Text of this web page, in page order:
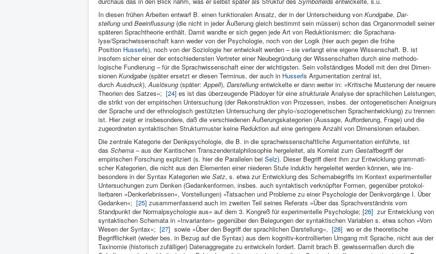
In diesen frühen Arbeiten entwarf B. einen funktionalen Ansatz, der in der Unter­scheidung von Kundgabe, Dar­
stellung und Beeinflus­sung (die nicht in jeder Äußerung gleich be­stimmt sein müssen) schon das Organon­modell seiner
späteren Sprach­theorie ent­hält. Damit wandte er sich ge­gen jede Art von Reduktionis­men: die Sprachana­
lyse/Sprachwissenschaft kann weder von der Psy­chologie, noch von der Logik (hier auch gegen die frühe
Position Husserls), noch von der So­ziologie her entwic­kelt werden – sie verlangt eine ei­gene Wissen­schaft. B. ist
insofern sicher einer der entschiedensten Ver­treter einer Neubegrün­dung der Wissenschaften durch eine methodo­
logische Fundierung – für die Sprachwissen­schaft einer der wichtigsten. Sein vollständiges Modell mit den drei Dimen­
sionen Kund­gabe (spä­ter ersetzt er diesen Terminus, der auch in Husserls Argumentation zentral ist,
durchAusdruck),Auslösung (später:Ap­pell), Darstellung entwickelte er dann weiter in: »Kritische Muste­rung der
Theorien des Satzes«; [24] es ist das über­zeugende Plä­doyer für eine struktu­rale Analyse der sprachlichen Leistun­gen,
die strikt von der empi­rischen Untersuchung (der Rekon­struktion von Prozessen, ins­bes. der ontogene­tischen
der Sprache und der ethnologisch ge­stützten Untersu­chung der phylo-/soziogenetischen Sprachentwick­lung) zu trennen
ist. Hier zeigt er insbesondere, daß die verschie­denen Äußerungs­kategorien (Aus­sage, Aufforderung, Frage) und die
zugeordneten syn­taktischen Strukturmuster keine Re­duktion auf eine geringere Anzahl von Di­mensionen erlau­ben.
Die zentrale Kategorie der Denkpsychologie, die B. in die sprachwissen­schaftliche Argumentation ein­führte, ist
das Schema – aus der Kan­tischen Transzendentalphiloso­phie her­geleitet, als Kor­relat zum Gestaltbegriff der
empirischen For­schung expli­ziert (s. hier die Parallelen bei Selz). Dieser Be­griff dient ihm zur Entwicklung grammati­
scher Kategorien, die nicht aus den Elemen­ten einer niederen Stufe induktiv hergeleitet werden können, wie ins­
besondere in der Syntax Kategorien wie Satz, s. etwa zur Entwick­lung des Schemabegriffs im Kontext expe­rimenteller
Untersuchungen zum Denken (Gedankenformen, insbes. auch syntak­tisch ver­knüpfter Formen, gegenüber protokol­
lierbaren »Denkerlebnissen«, Vorstellun­gen) »Tatsachen und Pro­bleme zu einer Psycho­logie der Denkvor­gänge I. Über
Gedanken«; [25] zusammen­fassend auch im zweiten Teil seines Referats »Über das Sprachverständnis vom
Standpunkt der Normalpsy­chologie aus« auf dem 3. Kongreß für experimen­telle Psycholo­gie; [26] zur Ent­wicklung von
syn­taktischen Schemata in »Invarianten« gegenüber den Belegungen der syntakti­schen Vari­ablen s. etwa schon »Vom
Wesen der Syntax«; [27] sowie »Über den Begriff der sprachli­chen Darstel­lung«, [28] wo er die theoretische
Begrifflich­keit (wieder bes. in Be­zug auf die Syntax) aus dem kognitiv-kontrol­lierten Um­gang mit Sprache, nicht aus der
Taxinomie (historisch zufälliger) Datenaggregate zu ent­wickeln fordert. Damit brach B. gewisser­maßen durch die